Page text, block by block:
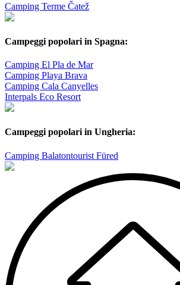
Camping Terme Čatež
Campeggi popolari in Spagna:
Camping El Pla de Mar
Camping Playa Brava
Camping Cala Canyelles
Interpals Eco Resort
Campeggi popolari in Ungheria:
Camping Balatontourist Füred